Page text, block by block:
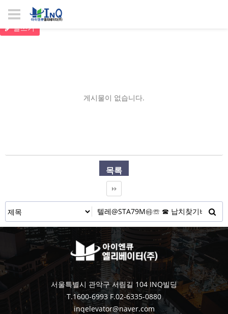
글쓰기
게시물이 없습니다.
목록
서울특별시 관악구 서림길 104 INQ빌딩
T.1600-6993F.02-6335-0880
inqelevator@naver.com